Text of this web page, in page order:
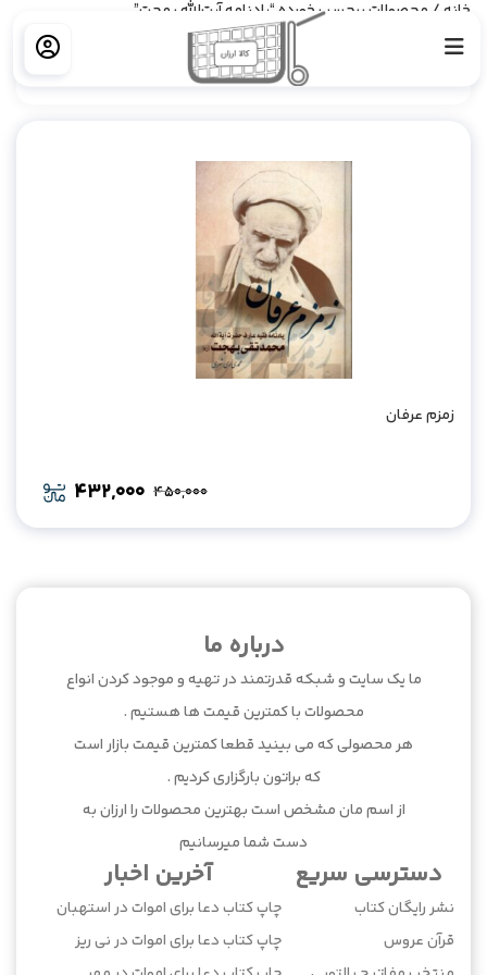
خانه/ محصولات برچسب خورده “یادنامه آیت‌الله بهجت”
زمزم عرفان
450,000
Original
price
432,000
Current
price
درباره ما
ما یک سایت و شبکه قدرتمند در تهیه و موجود کردن انواع
محصولات با کمترین قیمت ها هستیم .
هر محصولی که می بینید قطعا کمترین قیمت بازار است
که براتون بارگزاری کردیم .
از اسم مان مشخص است بهترین محصولات را ارزان به
دست شما میرسانیم
دسترسی سریع
نشر رایگان کتاب
قرآن عروس
آخرین اخبار
چاپ کتاب دعا برای اموات در استهبان
چاپ کتاب دعا برای اموات در نی ریز